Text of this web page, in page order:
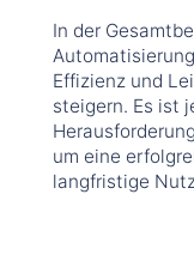
In der
Effizienz und
steigern. Es ist
um eine
langfristige